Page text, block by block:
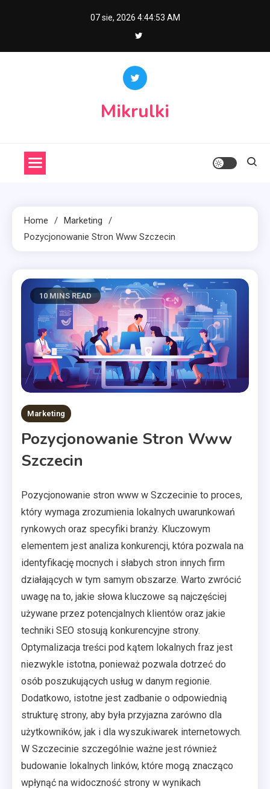
07 sie, 2026 4:44:54 AM
Mikrulki
Home
Marketing
Pozycjonowanie Stron Www Szczecin
10 MINS READ
Marketing
Pozycjonowanie Stron Www
Szczecin
Pozycjonowanie stron www w Szczecinie to proces,
który wymaga zrozumienia lokalnych uwarunkowań
rynkowych oraz specyfiki branży. Kluczowym
elementem jest analiza konkurencji, która pozwala na
identyfikację mocnych i słabych stron innych firm
działających w tym samym obszarze. Warto zwrócić
uwagę na to, jakie słowa kluczowe są najczęściej
używane przez potencjalnych klientów oraz jakie
techniki SEO stosują konkurencyjne strony.
Optymalizacja treści pod kątem lokalnych fraz jest
niezwykle istotna, ponieważ pozwala dotrzeć do
osób poszukujących usług w danym regionie.
Dodatkowo, istotne jest zadbanie o odpowiednią
strukturę strony, aby była przyjazna zarówno dla
użytkowników, jak i dla wyszukiwarek internetowych.
W Szczecinie szczególnie ważne jest również
budowanie lokalnych linków, które mogą znacząco
wpłynąć na widoczność strony w wynikach